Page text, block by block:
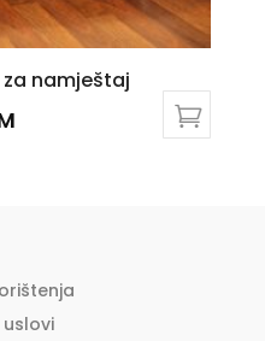
namještaj